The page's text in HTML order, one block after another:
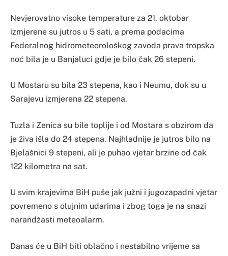
Nevjerovatno visoke temperature za 21. oktobar
izmjerene su jutros u 5 sati, a prema podacima
Federalnog hidrometeorološkog zavoda prava tropska
noć bila je u Banjaluci gdje je bilo čak 26 stepeni.
U Mostaru su bila 23 stepena, kao i Neumu, dok su u
Sarajevu izmjerena 22 stepena.
Tuzla i Zenica su bile toplije i od Mostara s obzirom da
je živa išla do 24 stepena. Najhladnije je jutros bilo na
Bjelašnici 9 stepeni, ali je puhao vjetar brzine od čak
122 kilometra na sat.
U svim krajevima BiH puše jak južni i jugozapadni vjetar
povremeno s olujnim udarima i zbog toga je na snazi
narandžasti meteoalarm.
Danas će u BiH biti oblačno i nestabilno vrijeme sa